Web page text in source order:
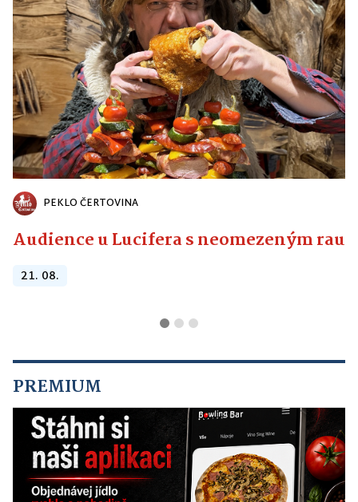
PEKLO ČERTOVINA
Audience u Lucifera s neomezeným
21. 08.
PREMIUM